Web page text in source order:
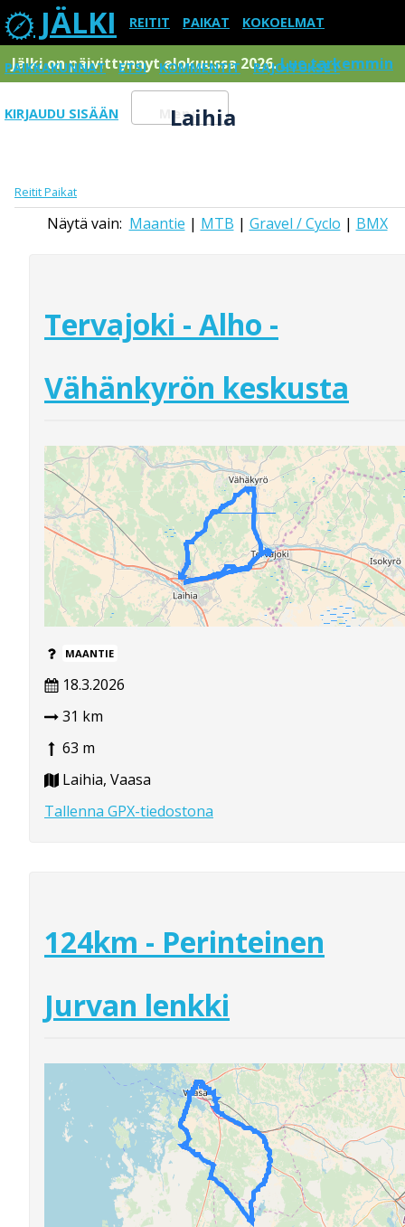
JÄLKI REITIT PAIKAT KOKOELMAT
PAIKKAKUNNAT ETSI KOMMENTIT RAJOITUKSET
KIRJAUDU SISÄÄN Menu
Jälki on päivittynnyt elokuussa 2026.Lue tarkemmin
Laihia
ReititPaikat
Näytä vain: Maantie | MTB | Gravel / Cyclo | BMX
Tervajoki - Alho -
Vähänkyrön keskusta
MAANTIE
18.3.2026
31 km
63 m
Laihia, Vaasa
Tallenna GPX-tiedostona
124km - Perinteinen
Jurvan lenkki